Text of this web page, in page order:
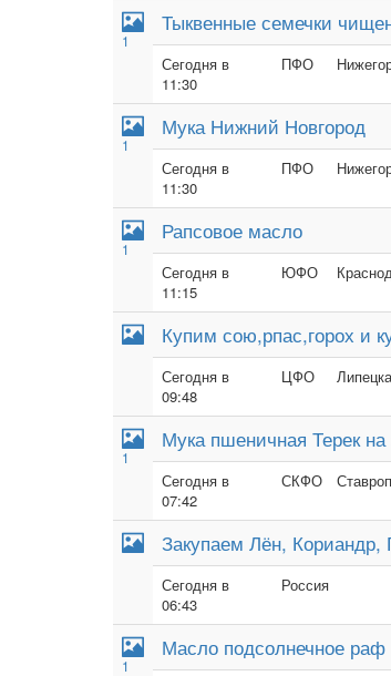
1
Тыквенные семечки
Сегодня в
11:30
ПФО
1
Мука Нижний Новгород
Сегодня в
11:30
ПФО
1
Рапсовое масло
Сегодня в
11:15
ЮФО
Купим сою,рпас,горох и
Сегодня в
09:48
ЦФО
1
Мука пшеничная Терек на
Сегодня в
07:42
СКФО
Закупаем Лён, Кориандр,
Сегодня в
06:43
Россия
1
Масло подсолнечное раф